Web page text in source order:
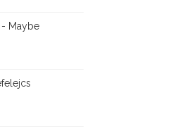
Maybe